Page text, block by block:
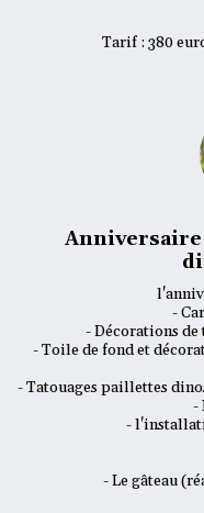
Tarif : 380
-
- Décorations de
- Toile de fond et
- Tatouages paillettes
-
-
- Le gâteau